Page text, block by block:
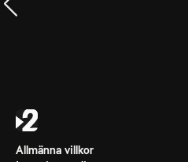
Allmänna villkor